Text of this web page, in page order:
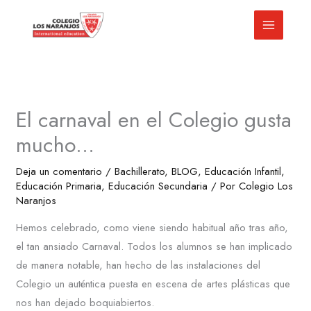
El carnaval en el Colegio gusta
mucho…
Deja un comentario /Bachillerato,BLOG,Educación Infantil,
Educación Primaria,Educación Secundaria / PorColegio Los
Naranjos
Hemos celebrado, como viene siendo habitual año tras año,
el tan ansiado Carnaval. Todos los alumnos se han implicado
de manera notable, han hecho de las instalaciones del
Colegio un auténtica puesta en escena de artes plásticas que
nos han dejado boquiabiertos.